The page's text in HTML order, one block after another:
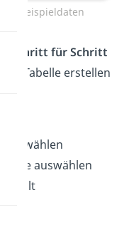
– Beispieldaten
Schritt für Schritt
Tabelle erstellen
auswählen
auswählen